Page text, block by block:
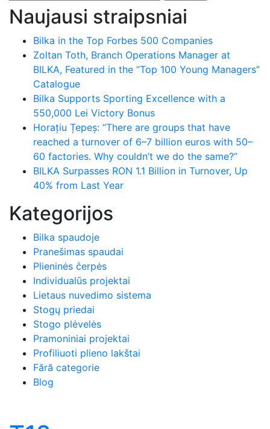
Naujausi straipsniai
Bilka in the Top Forbes 500 Companies
Zoltan Toth, Branch Operations Manager at
BILKA, Featured in the “Top 100 Young Managers”
Catalogue
Bilka Supports Sporting Excellence with a
550,000 Lei Victory Bonus
Horațiu Țepeș: “There are groups that have
reached a turnover of 6–7 billion euros with 50–
60 factories. Why couldn’t we do the same?”
BILKA Surpasses RON 1.1 Billion in Turnover, Up
40% from Last Year
Kategorijos
Bilka spaudoje
Pranešimas spaudai
Plieninės čerpės
Individualūs projektai
Lietaus nuvedimo sistema
Stogų priedai
Stogo plėvelės
Pramoniniai projektai
Profiliuoti plieno lakštai
Fără categorie
Blog